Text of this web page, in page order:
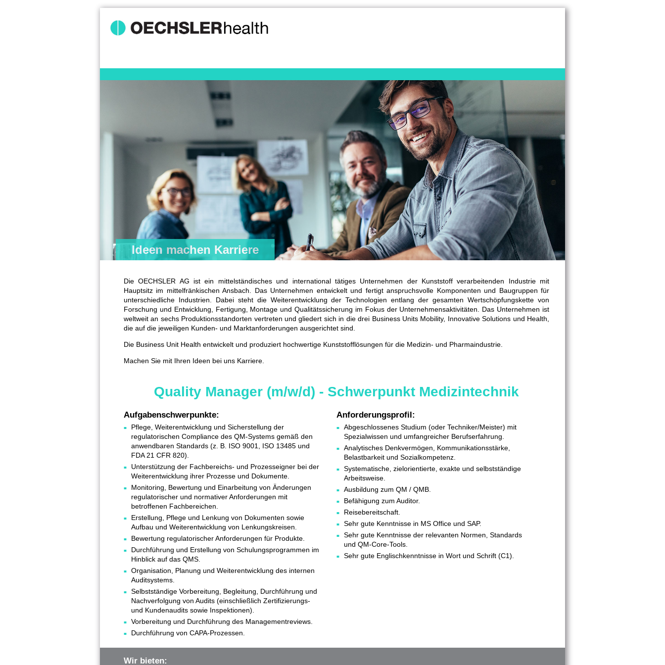
Ideen machen Karriere
Die OECHSLER AG ist ein mittelständisches und international tätiges Unternehmen der Kunststoff verarbeitenden Industrie mit
Hauptsitz im mittelfränkischen Ansbach. Das Unternehmen entwickelt und fertigt anspruchsvolle Komponenten und Baugruppen für
unterschiedliche Industrien. Dabei steht die Weiterentwicklung der Technologien entlang der gesamten Wertschöpfungskette von
Forschung und Entwicklung, Fertigung, Montage und Qualitätssicherung im Fokus der Unternehmensaktivitäten. Das Unternehmen ist
weltweit an sechs Produktionsstandorten vertreten und gliedert sich in die drei Business Units Mobility, Innovative Solutions und Health,
die auf die jeweiligen Kunden- und Marktanforderungen ausgerichtet sind.
Die Business Unit Health entwickelt und produziert hochwertige Kunststofflösungen für die Medizin- und Pharmaindustrie.
Machen Sie mit Ihren Ideen bei uns Karriere.
Quality Manager (m/w/d) - Schwerpunkt Medizintechnik
Aufgabenschwerpunkte:
Pflege, Weiterentwicklung und Sicherstellung der
regulatorischen Compliance des QM-Systems gemäß den
anwendbaren Standards (z. B. ISO 9001, ISO 13485 und
FDA 21 CFR 820).
Unterstützung der Fachbereichs- und Prozesseigner bei der
Weiterentwicklung ihrer Prozesse und Dokumente.
Monitoring, Bewertung und Einarbeitung von Änderungen
regulatorischer und normativer Anforderungen mit
betroffenen Fachbereichen.
Erstellung, Pflege und Lenkung von Dokumenten sowie
Aufbau und Weiterentwicklung von Lenkungskreisen.
Bewertung regulatorischer Anforderungen für Produkte.
Durchführung und Erstellung von Schulungsprogrammen im
Hinblick auf das QMS.
Organisation, Planung und Weiterentwicklung des internen
Auditsystems.
Selbstständige Vorbereitung, Begleitung, Durchführung und
Nachverfolgung von Audits (einschließlich Zertifizierungs-
und Kundenaudits sowie Inspektionen).
Vorbereitung und Durchführung des Managementreviews.
Durchführung von CAPA-Prozessen.
Anforderungsprofil:
Abgeschlossenes Studium (oder Techniker/Meister) mit
Spezialwissen und umfangreicher Berufserfahrung.
Analytisches Denkvermögen, Kommunikationsstärke,
Belastbarkeit und Sozialkompetenz.
Systematische, zielorientierte, exakte und selbstständige
Arbeitsweise.
Ausbildung zum QM / QMB.
Befähigung zum Auditor.
Reisebereitschaft.
Sehr gute Kenntnisse in MS Office und SAP.
Sehr gute Kenntnisse der relevanten Normen, Standards
und QM-Core-Tools.
Sehr gute Englischkenntnisse in Wort und Schrift (C1).
Wir bieten: